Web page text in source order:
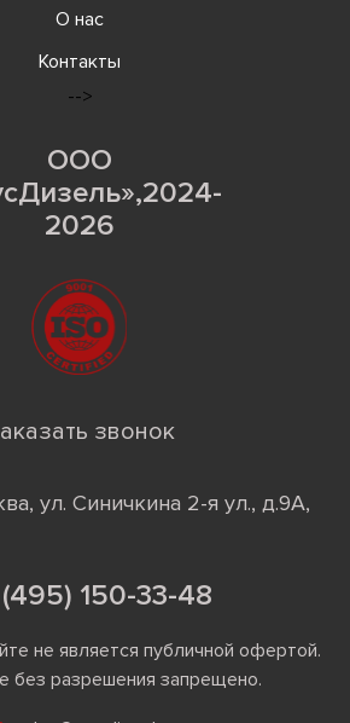
О нас
Контакты
-->
ООО
2026
звонок
ул. Синичкина 2-я ул., д.9А,
150-33-48
не является публичной офертой.
без разрешения запрещено.